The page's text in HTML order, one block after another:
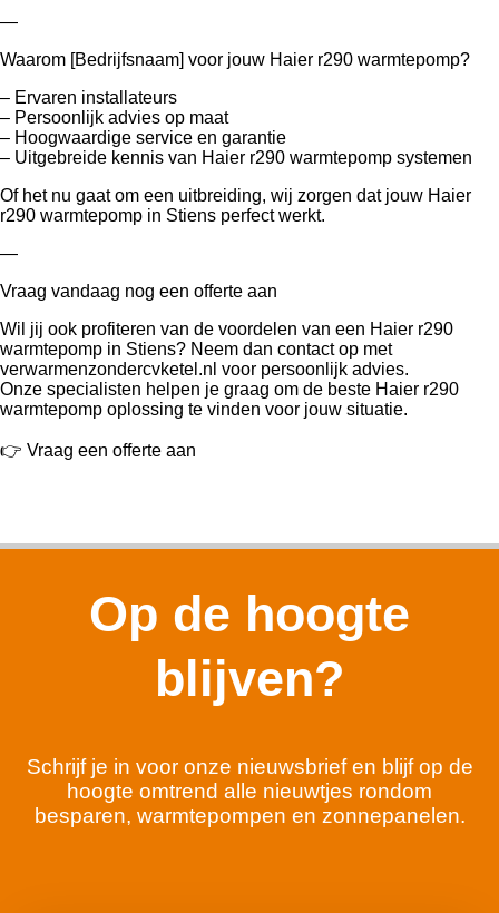
—
Waarom [Bedrijfsnaam] voor jouw Haier r290 warmtepomp?
– Ervaren installateurs
– Persoonlijk advies op maat
– Hoogwaardige service en garantie
– Uitgebreide kennis van Haier r290 warmtepomp systemen
Of het nu gaat om een uitbreiding, wij zorgen dat jouw Haier
r290 warmtepomp in Stiens perfect werkt.
—
Vraag vandaag nog een offerte aan
Wil jij ook profiteren van de voordelen van een Haier r290
warmtepomp in Stiens? Neem dan contact op met
verwarmenzondercvketel.nl voor persoonlijk advies.
Onze specialisten helpen je graag om de beste Haier r290
warmtepomp oplossing te vinden voor jouw situatie.
👉 Vraag een offerte aan
Op de hoogte
blijven?
Schrijf je in voor onze nieuwsbrief en blijf op de
hoogte omtrend alle nieuwtjes rondom
besparen, warmtepompen en zonnepanelen.